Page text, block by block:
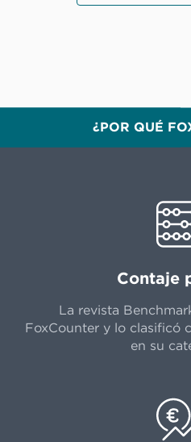
¿POR QUÉ
Contaje
La revista
FoxCounter y lo clasificó
en su